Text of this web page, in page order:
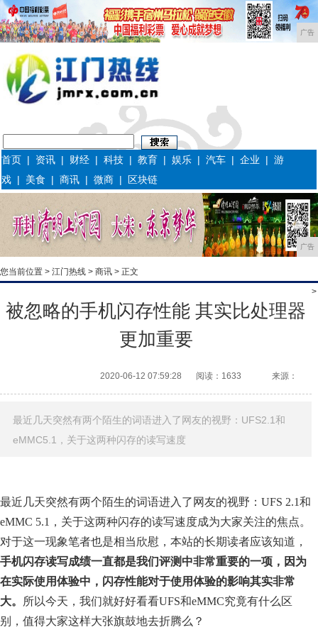
广告
首页 | 资讯 | 财经 |科技 |教育 |娱乐 |汽车 |企业 |游
戏 | 美食 |商讯 |微商 | 区块链
广告
您当前位置 > 江门热线 > 商讯 > 正文
>
被忽略的手机闪存性能 其实比处理器
更加重要
2020-06-12 07:59:28 阅读：1633 来源：
最近几天突然有两个陌生的词语进入了网友的视野：UFS2.1和
eMMC5.1，关于这两种闪存的读写速度
最近几天突然有两个陌生的词语进入了网友的视野：UFS 2.1和
eMMC 5.1，关于这两种闪存的读写速度成为大家关注的焦点。
对于这一现象笔者也是相当欣慰，本站的长期读者应该知道，
手机闪存读写成绩一直都是我们评测中非常重要的一项，因为
在实际使用体验中，闪存性能对于使用体验的影响其实非常
大。
所以今天，我们就好好看看UFS和eMMC究竟有什么区
别，值得大家这样大张旗鼓地去折腾么？